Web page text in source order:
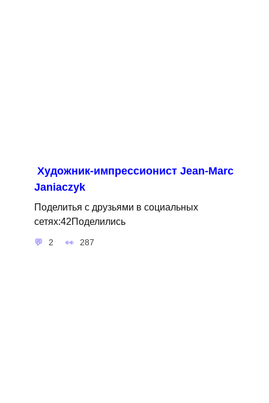
Художник-импрессионист Jean-Marc
Janiaczyk
Поделитья с друзьями в социальных
сетях:42Поделились
2 287